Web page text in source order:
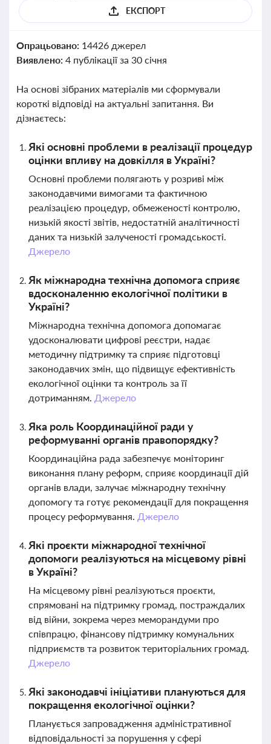
ЕКСПОРТ
Опрацьовано: 14426 джерел
Виявлено: 4 публікації за 30 січня
На основі зібраних матеріалів ми сформували
короткі відповіді на актуальні запитання. Ви
дізнаєтесь:
Які основні проблеми в реалізації процедур
оцінки впливу на довкілля в Україні?
Основні проблеми полягають у розриві між
законодавчими вимогами та фактичною
реалізацією процедур, обмеженості контролю,
низькій якості звітів, недостатній аналітичності
даних та низькій залученості громадськості.
Джерело
Як міжнародна технічна допомога сприяє
вдосконаленню екологічної політики в
Україні?
Міжнародна технічна допомога допомагає
удосконалювати цифрові реєстри, надає
методичну підтримку та сприяє підготовці
законодавчих змін, що підвищує ефективність
екологічної оцінки та контроль за її
дотриманням. Джерело
Яка роль Координаційної ради у
реформуванні органів правопорядку?
Координаційна рада забезпечує моніторинг
виконання плану реформ, сприяє координації дій
органів влади, залучає міжнародну технічну
допомогу та готує рекомендації для покращення
процесу реформування. Джерело
Які проєкти міжнародної технічної
допомоги реалізуються на місцевому рівні
в Україні?
На місцевому рівні реалізуються проєкти,
спрямовані на підтримку громад, постраждалих
від війни, зокрема через меморандуми про
співпрацю, фінансову підтримку комунальних
підприємств та розвиток територіальних громад.
Джерело
Які законодавчі ініціативи плануються для
покращення екологічної оцінки?
Планується запровадження адміністративної
відповідальності за порушення у сфері